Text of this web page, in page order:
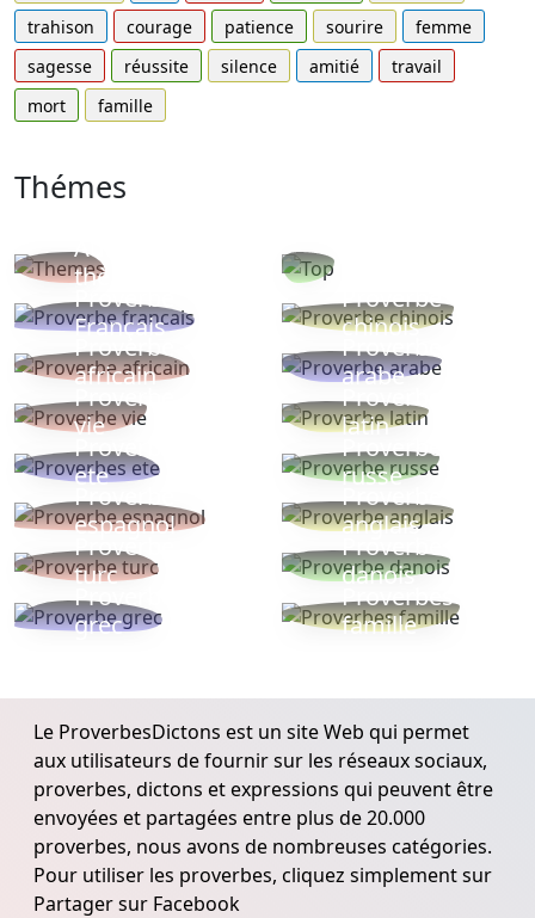
trahison
courage patience sourire
femme
sagesse
réussite silence amitié
travail
mort
famille
Thémes
Autres
thèmes
Proverbe
Français
Proverbe
chinois
Proverbe
africain
Proverbe
arabe
Proverbe
vie
Proverbe
latin
Proverbes
ete
Proverbe
russe
Proverbe
espagnol
Proverbe
anglais
Proverbe
turc
Proverbe
danois
Proverbe
grec
Proverbes
famille
Le ProverbesDictons est un site Web qui permet
aux utilisateurs de fournir sur les réseaux sociaux,
proverbes, dictons et expressions qui peuvent être
envoyées et partagées entre plus de 20.000
proverbes, nous avons de nombreuses catégories.
Pour utiliser les proverbes, cliquez simplement sur
Partager sur Facebook